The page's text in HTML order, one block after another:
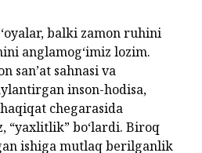
balki zamon ruhini
anglamog‘imiz lozim.
san’at sahnasi va
inson-hodisa,
chegarasida
“yaxlitlik” bo‘lardi. Biroq
ishiga mutlaq berilganlik